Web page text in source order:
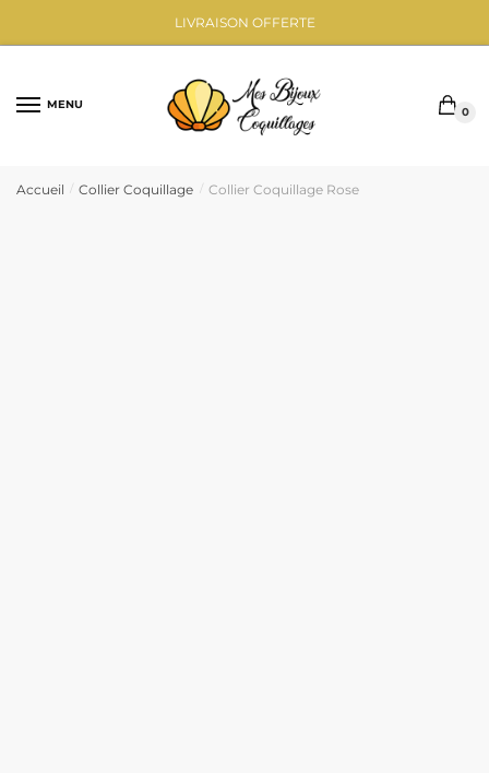
LIVRAISON OFFERTE
MENU
0
Accueil / Collier Coquillage / Collier Coquillage Rose